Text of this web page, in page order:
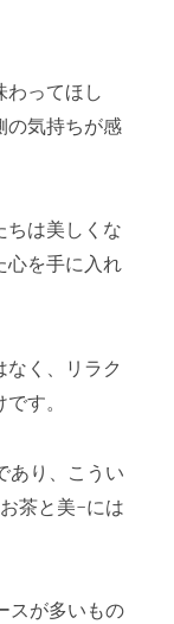
わってほし
の気持ちが感
ちは美しくな
心を手に入れ
く、リラク
す。
あり、こうい
茶と美-には
スが多いもの